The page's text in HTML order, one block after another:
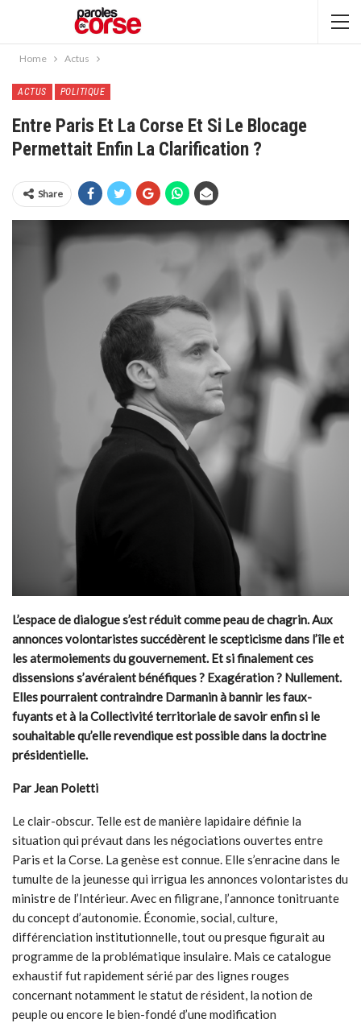
Home Actus
ACTUS POLITIQUE
Entre Paris Et La Corse Et Si Le Blocage
Permettait Enfin La Clarification ?
Share
L’espace de dialogue s’est réduit comme peau de chagrin. Aux
annonces volontaristes succédèrent le scepticisme dans l’île et
les atermoiements du gouvernement. Et si finalement ces
dissensions s’avéraient bénéfiques ? Exagération ? Nullement.
Elles pourraient contraindre Darmanin à bannir les faux-
fuyants et à la Collectivité territoriale de savoir enfin si le
souhaitable qu’elle revendique est possible dans la doctrine
présidentielle.
Par Jean Poletti
Le clair-obscur. Telle est de manière lapidaire définie la
situation qui prévaut dans les négociations ouvertes entre
Paris et la Corse. La genèse est connue. Elle s’enracine dans le
tumulte de la jeunesse qui irrigua les annonces volontaristes du
ministre de l’Intérieur. Avec en filigrane, l’annonce tonitruante
du concept d’autonomie. Économie, social, culture,
différenciation institutionnelle, tout ou presque figurait au
programme de la problématique insulaire. Mais ce catalogue
exhaustif fut rapidement sérié par des lignes rouges
concernant notamment le statut de résident, la notion de
peuple ou encore le bien-fondé d’une modification